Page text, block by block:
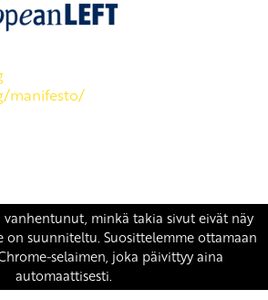
manifesto/
© SKP| Tietosuojaseloste